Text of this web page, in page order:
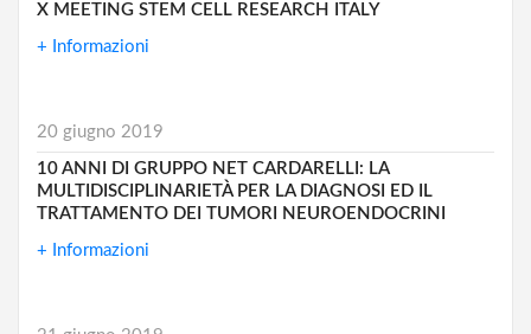
X MEETING STEM CELL RESEARCH ITALY
+ Informazioni
20 giugno 2019
10 ANNI DI GRUPPO NET CARDARELLI: LA
MULTIDISCIPLINARIETÀ PER LA DIAGNOSI ED IL
TRATTAMENTO DEI TUMORI NEUROENDOCRINI
+ Informazioni